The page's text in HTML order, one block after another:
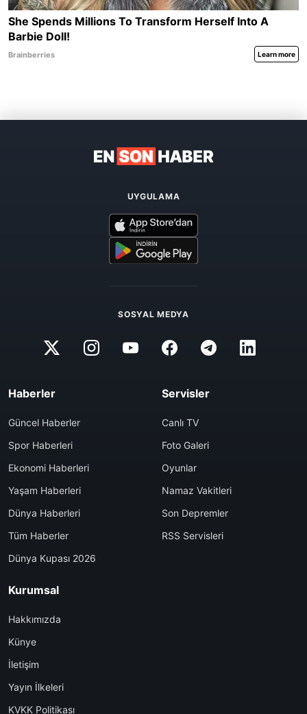
UYGULAMA
SOSYAL MEDYA
Haberler
Güncel Haberler
Spor Haberleri
Ekonomi Haberleri
Yaşam Haberleri
Dünya Haberleri
Tüm Haberler
Dünya Kupası 2026
Servisler
Canlı TV
Foto Galeri
Oyunlar
Namaz Vakitleri
Son Depremler
RSS Servisleri
Kurumsal
Hakkımızda
Künye
İletişim
Yayın İlkeleri
KVKK Politikası